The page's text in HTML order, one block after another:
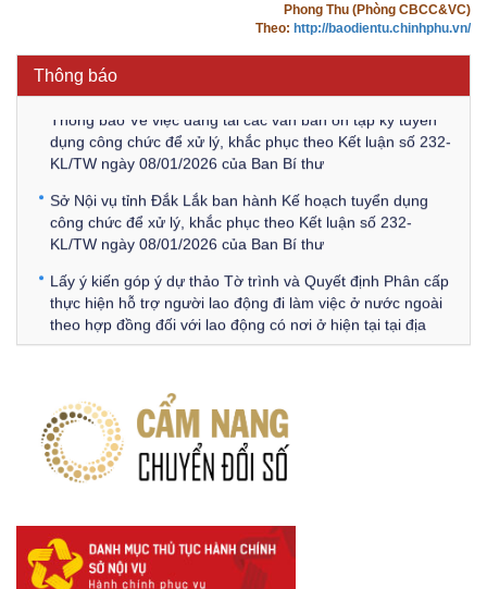
Phong Thu (Phòng CBCC&VC)
Theo: http://baodientu.chinhphu.vn/
Thông báo
Thông báo Về việc triệu tập thí sinh tham gia thi tuyển
công chức để xử lý, khắc phục theo Kết luận số 232-
KL/TW ngày 08/01/2026 của Ban Bí thư
dụng công chức để xử lý, khắc phục theo Kết luận số 232-
KL/TW ngày 08/01/2026 của Ban Bí thư
Sở Nội vụ tỉnh Đắk Lắk ban hành Kế hoạch tuyển dụng
công chức để xử lý, khắc phục theo Kết luận số 232-
KL/TW ngày 08/01/2026 của Ban Bí thư
Lấy ý kiến góp ý dự thảo Tờ trình và Quyết định Phân cấp
thực hiện hỗ trợ người lao động đi làm việc ở nước ngoài
theo hợp đồng đối với lao động có nơi ở hiện tại tại địa
phương
hiện quy định về người lao động nước ngoài làm việc trên
địa bàn tỉnh Đắk Lắk theo trình tự, thủ tục rút gọn trong
xây dựng, ban hành văn bản quy phạm pháp luật
Góp ý dự thảo Thông tư quy định nghiệp vụ lưu trữ tài liệu
DANH SÁCH HỒ SƠ CÁN BỘ ĐI B TỈNH ĐĂK LẮK -
Lấy ý kiến dự thảo Quyết định quy phạm pháp luật quy